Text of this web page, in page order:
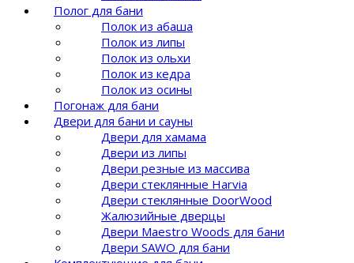
Полог для бани
Полок из абаша
Полок из липы
Полок из ольхи
Полок из кедра
Полок из осины
Погонаж для бани
Двери для бани и сауны
Двери для хамама
Двери из липы
Двери резные из массива
Двери стеклянные Harvia
Двери стеклянные DoorWood
Жалюзийные дверцы
Двери Maestro Woods для бани
Двери SAWO для бани